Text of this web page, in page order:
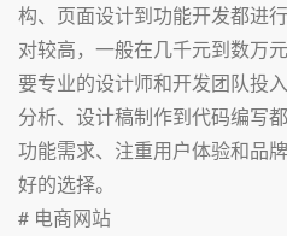
构、页面设计到功能开发都进
对较高，一般在几千元到数万
要专业的设计师和开发团队投
分析、设计稿制作到代码编写
功能需求、注重用户体验和品
好的选择。
# 电商网站